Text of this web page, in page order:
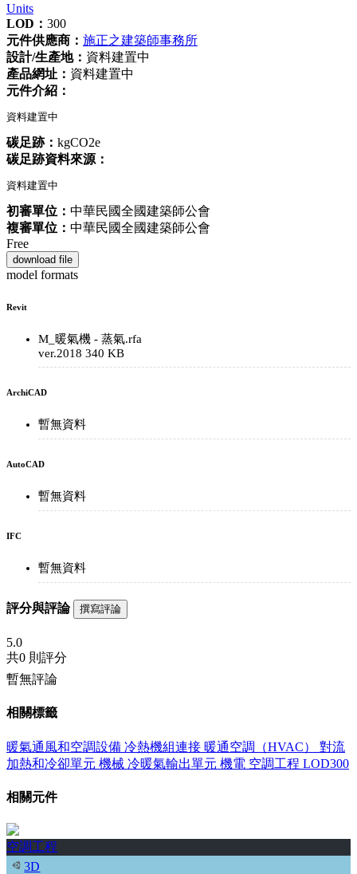
Units
LOD： 300
元件供應商： 施正之建築師事務所
設計/生產地： 資料建置中
產品網址： 資料建置中
元件介紹：
資料建置中
碳足跡： kgCO2e
碳足跡資料來源：
資料建置中
初審單位： 中華民國全國建築師公會
複審單位： 中華民國全國建築師公會
Free
download file
model formats
Revit
M_暖氣機 - 蒸氣.rfa
ver.2018 340 KB
ArchiCAD
暫無資料
AutoCAD
暫無資料
IFC
暫無資料
評分與評論 撰寫評論
5.0
共0 則評分
暫無評論
相關標籤
暖氣通風和空調設備 冷熱機組連接 暖通空調（HVAC） 對流
加熱和冷卻單元 機械 冷暖氣輸出單元 機電 空調工程 LOD300
相關元件
空調工程
3D